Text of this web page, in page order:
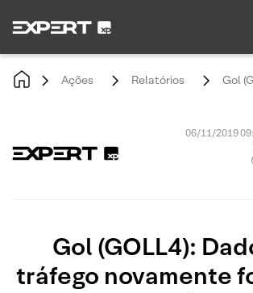
Ações Relatórios Gol
06/11/2019
Gol (GOLL4):
tráfego novamente